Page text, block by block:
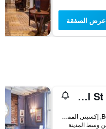
عرض الصفقة
Premier Inn Exeter Central St Davids
Bonhay Road, إكسيتر, المملكة المتحدة